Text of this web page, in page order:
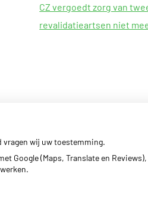
CZ vergoedt zorg van
revalidatieartsen niet
vragen wij uw toestemming.
Google (Maps, Translate en